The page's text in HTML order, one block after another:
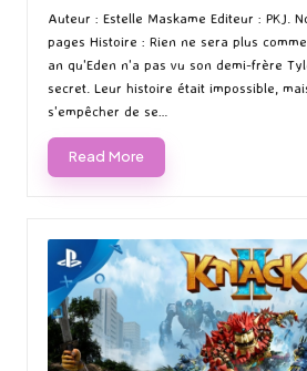
by
in
Auteur : Estelle Maskame Editeur : PKJ.
pages Histoire : Rien ne sera plus
an qu'Eden n'a pas vu son demi-frère
secret. Leur histoire était impossible,
s'empêcher de se…
Read More